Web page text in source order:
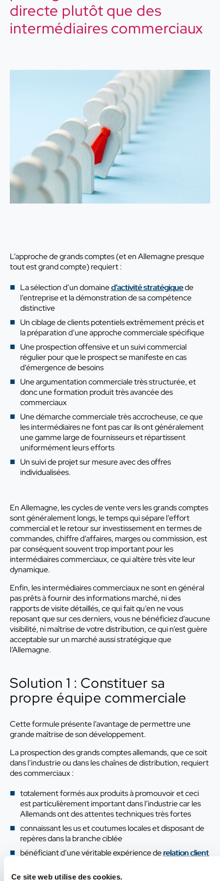
Ce site web utilise des cookies.
directe plutôt que des
intermédiaires commerciaux
L’approche de grands comptes (et en Allemagne presque
tout est grand compte) requiert :
La sélection d’un domained’activité stratégiquede
l’entreprise et la démonstration de sa compétence
distinctive
Un ciblage de clients potentiels extrêmement précis et
la préparation d’une approche commerciale spécifique
Une prospection offensive et un suivi commercial
régulier pour que le prospect se manifeste en cas
d’émergence de besoins
Une argumentation commerciale très structurée, et
donc une formation produit très avancée des
commerciaux
Une démarche commerciale très accrocheuse, ce que
les intermédiaires ne font pas car ils ont généralement
une gamme large de fournisseurs et répartissent
uniformément leurs efforts
Un suivi de projet sur mesure avec des offres
individualisées.
En Allemagne, les cycles de vente vers les grands comptes
sont généralement longs, le temps qui sépare l’effort
commercial et le retour sur investissement en termes de
commandes, chiffre d’affaires, marges ou commission, est
par conséquent souvent trop important pour les
intermédiaires commerciaux, ce qui altère très vite leur
dynamique.
Enfin, les intermédiaires commerciaux ne sont en général
pas prêts à fournir des informations marché, ni des
rapports de visite détaillés, ce qui fait qu’en ne vous
reposant que sur ces derniers, vous ne bénéficiez d’aucune
visibilité, ni maîtrise de votre distribution, ce qui n’est guère
acceptable sur un marché aussi stratégique que
l’Allemagne.
Solution 1 : Constituer sa
propre équipe commerciale
Cette formule présente l’avantage de permettre une
grande maîtrise de son développement.
La prospection des grands comptes allemands, que ce soit
dans l’industrie ou dans les chaînes de distribution, requiert
des commerciaux :
totalement formés aux produits à promouvoir et ceci
est particulièrement important dans l’industrie car les
Allemands ont des attentes techniques très fortes
connaissant les us et coutumes locales et disposant de
repères dans la branche ciblée
bénéficiant d’une véritable expérience derelation client